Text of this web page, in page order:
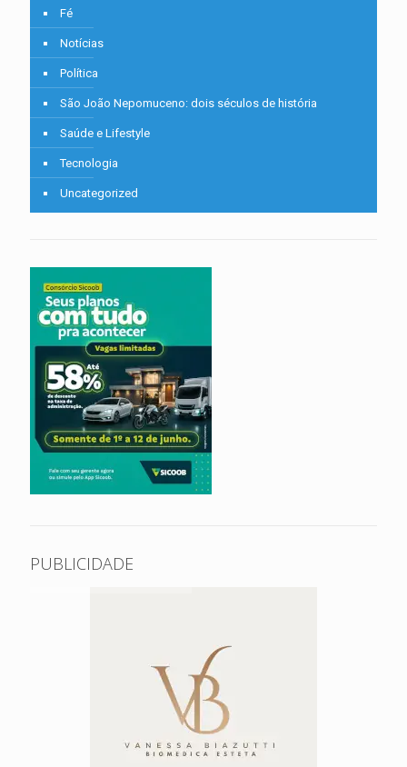
Fé
Notícias
Política
São João Nepomuceno: dois séculos de história
Saúde e Lifestyle
Tecnologia
Uncategorized
PUBLICIDADE